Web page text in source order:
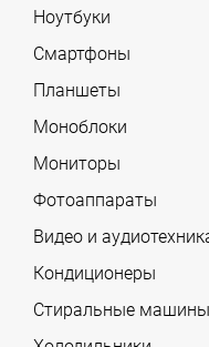
Ноутбуки
Смартфоны
Планшеты
Моноблоки
Мониторы
Фотоаппараты
Видео и
Кондиционеры
Стиральные машины